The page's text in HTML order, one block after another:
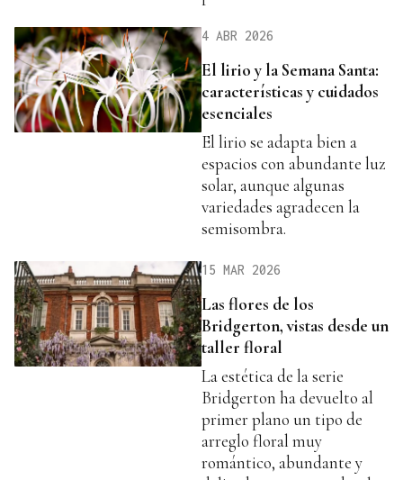
4 ABR 2026
El lirio y la Semana Santa:
características y cuidados
esenciales
El lirio se adapta bien a
espacios con abundante luz
solar, aunque algunas
variedades agradecen la
semisombra.
15 MAR 2026
Las flores de los
Bridgerton, vistas desde un
taller floral
La estética de la serie
Bridgerton ha devuelto al
primer plano un tipo de
arreglo floral muy
romántico, abundante y